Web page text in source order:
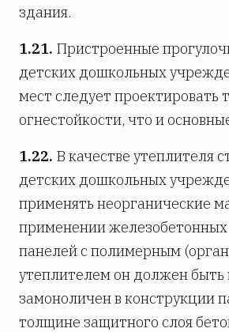
здания.
1.21. Пристроенные
детских дошкольных
мест следует проектировать
огнестойкости, что и
1.22. В качестве утеплителя
детских дошкольных
применять неорганические
применении железобетонных
панелей с полимерным
утеплителем он должен быть
замоноличен в конструкции
толщине защитного слоя